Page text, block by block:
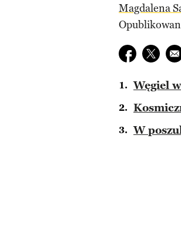
Magdalena
UdostępnijE-
Węgiel
W